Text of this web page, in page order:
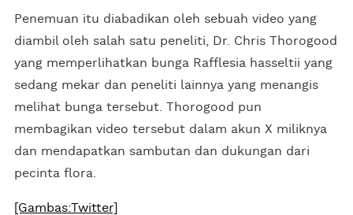
Penemuan itu diabadikan oleh sebuah video yang
diambil oleh salah satu peneliti, Dr. Chris Thorogood
yang memperlihatkan bunga Rafflesia hasseltii yang
sedang mekar dan peneliti lainnya yang menangis
melihat bunga tersebut. Thorogood pun
membagikan video tersebut dalam akun X miliknya
dan mendapatkan sambutan dan dukungan dari
pecinta flora.
[Gambas:Twitter]